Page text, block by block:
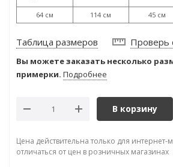
64 см 114 см 45 см
Таблица размеров Проверь
Вы можете заказать несколько
примерки. Подробнее
В корзину
Цена действительна только для
отличаться от цен в розничных магазинах